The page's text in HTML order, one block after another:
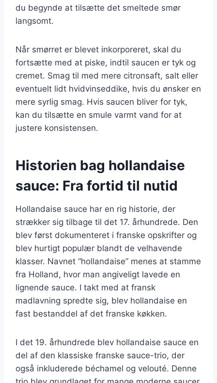
du begynde at tilsætte det smeltede smør
langsomt.
Når smørret er blevet inkorporeret, skal du
fortsætte med at piske, indtil saucen er tyk og
cremet. Smag til med mere citronsaft, salt eller
eventuelt lidt hvidvinseddike, hvis du ønsker en
mere syrlig smag. Hvis saucen bliver for tyk,
kan du tilsætte en smule varmt vand for at
justere konsistensen.
Historien bag hollandaise
sauce: Fra fortid til nutid
Hollandaise sauce har en rig historie, der
strækker sig tilbage til det 17. århundrede. Den
blev først dokumenteret i franske opskrifter og
blev hurtigt populær blandt de velhavende
klasser. Navnet “hollandaise” menes at stamme
fra Holland, hvor man angiveligt lavede en
lignende sauce. I takt med at fransk
madlavning spredte sig, blev hollandaise en
fast bestanddel af det franske køkken.
I det 19. århundrede blev hollandaise sauce en
del af den klassiske franske sauce-trio, der
også inkluderede béchamel og velouté. Denne